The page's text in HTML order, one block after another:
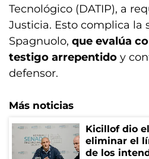
Tecnológico (DATIP), a
Justicia. Esto complica la
Spagnuolo, que evalúa
testigo arrepentido y
defensor.
Más noticias
Kicillof dio
eliminar el
de los